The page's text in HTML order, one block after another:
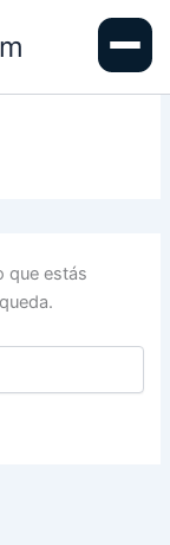
que estás